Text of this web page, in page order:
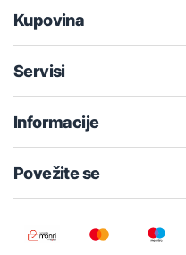
Kupovina
Servisi
Informacije
Povežite se